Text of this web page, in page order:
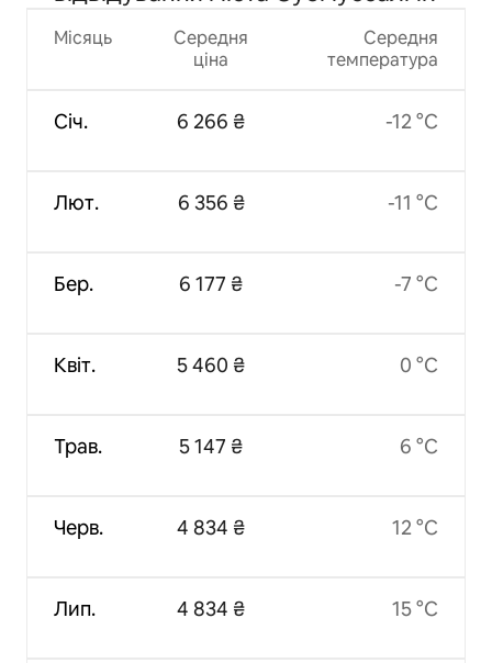
Місяць
Січ.
Лют.
Бер.
Квіт.
Трав.
Черв.
Лип.
Середня
ціна
6 266 ₴
6 356 ₴
6 177 ₴
5 460 ₴
5 147 ₴
4 834 ₴
4 834 ₴
Середня
температура
-12 °C
-11 °C
-7 °C
0 °C
6 °C
12 °C
15 °C